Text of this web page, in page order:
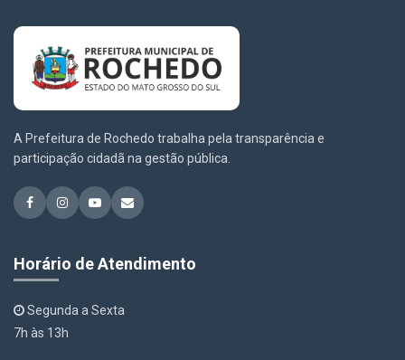
A Prefeitura de Rochedo trabalha pela transparência e
participação cidadã na gestão pública.
Horário de Atendimento
Segunda a Sexta
7h às 13h